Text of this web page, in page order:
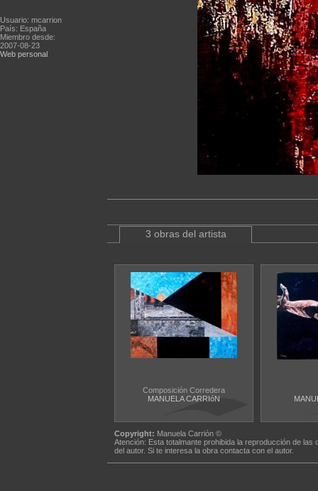
Usuario: mcarrion
País: España
Miembro desde:
2007-08-23
Web personal
3 obras del artista
Composición Corredera
MANUELA CARRIóN
Copyright: Manuela Carrión ©
Atención: Esta totalmante prohibida la reproducción de
del autor. Si te interesa la obra contacta con el autor.